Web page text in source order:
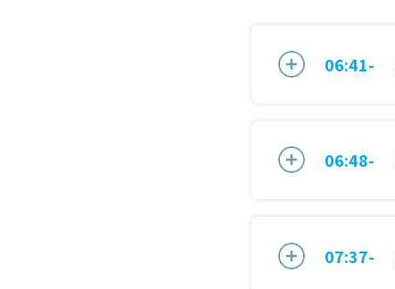
06:41-
06:48-
07:37-